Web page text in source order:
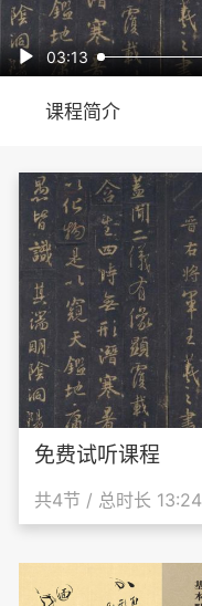
 03:13
课程简介
免费试听课程
共4节 / 总时长 13:24